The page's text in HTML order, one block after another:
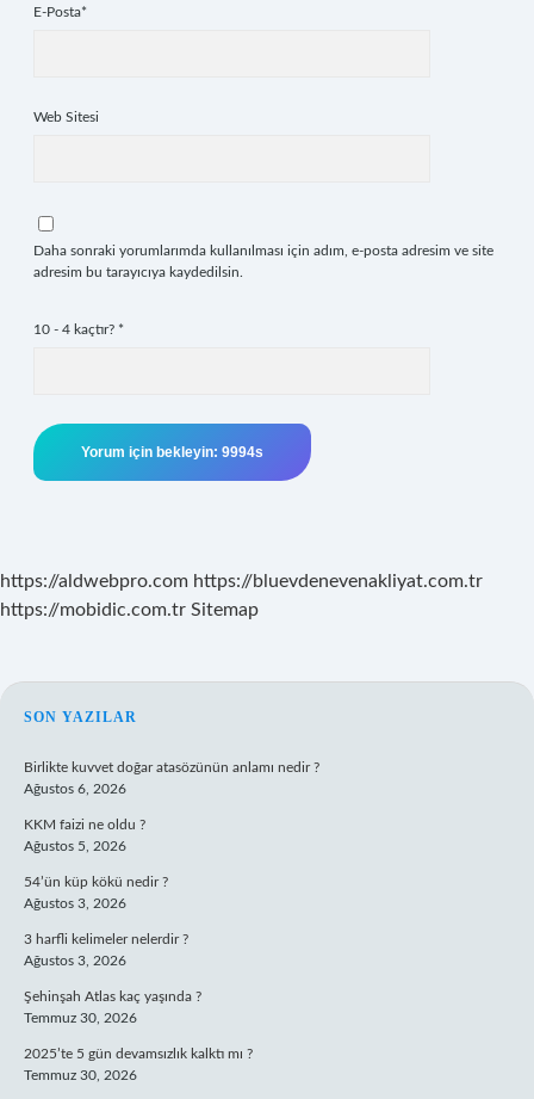
E-Posta*
Web Sitesi
Daha sonraki yorumlarımda kullanılması için adım, e-posta adresim ve site
adresim bu tarayıcıya kaydedilsin.
10 - 4 kaçtır? *
https://aldwebpro.com https://bluevdenevenakliyat.com.tr
https://mobidic.com.tr Sitemap
SIDEBAR
SON YAZILAR
Birlikte kuvvet doğar atasözünün anlamı nedir ?
Ağustos 6, 2026
KKM faizi ne oldu ?
Ağustos 5, 2026
54’ün küp kökü nedir ?
Ağustos 3, 2026
3 harfli kelimeler nelerdir ?
Ağustos 3, 2026
Şehinşah Atlas kaç yaşında ?
Temmuz 30, 2026
2025’te 5 gün devamsızlık kalktı mı ?
Temmuz 30, 2026